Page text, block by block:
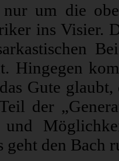
um die
ins Visier.
Hingegen
Gute
der
und
den Bach